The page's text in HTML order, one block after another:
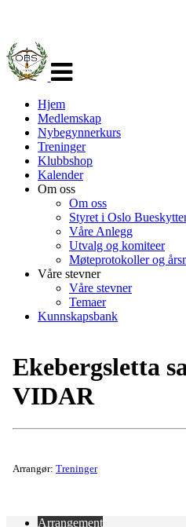
navigasjon
Hjem
Medlemskap
Nybegynnerkurs
Treninger
Klubbshop
Kalender
Om oss
Om oss
Styret i Oslo
Våre Anlegg
Utvalg og komiteer
Møteprotokoller og
Våre stevner
Våre stevner
Temaer
Kunnskapsbank
Ekebergsletta
VIDAR
Arrangør: Treninger
Arrangement